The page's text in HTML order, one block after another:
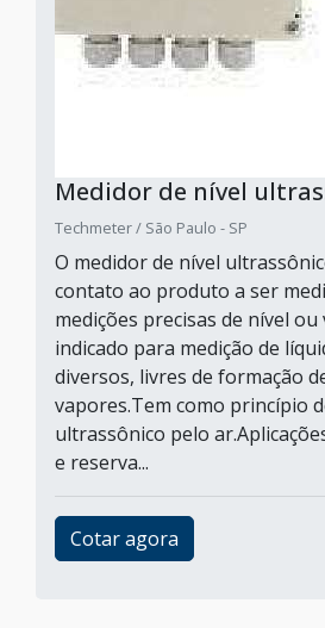
Medidor de nível
Techmeter / São Paulo - SP
O medidor de nível
contato ao produto a ser
medições precisas de nível ou
indicado para medição de
diversos, livres de formação
vapores.Tem como princípio
ultrassônico pelo
e reserva...
Cotar agora